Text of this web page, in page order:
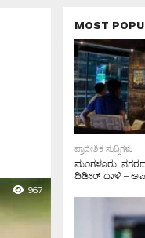
967
MOST
ಪ್ರಾದೇಶಿಕ ಸುದ್ದಿಗಳು
ಮಂಗಳೂರು:
ದಿಢೀರ್ ದಾಳಿ –